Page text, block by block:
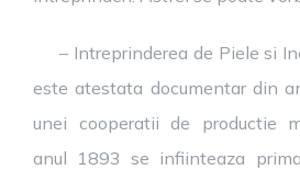
– Intreprinderea de Piele si
este atestata documentar din
unei cooperatii de productie
anul 1893 se infiinteaza